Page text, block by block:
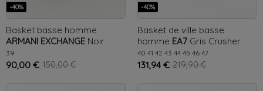
-40%
Basket basse homme
ARMANI EXCHANGE Noir
Classic sneaker
39
90,00 € 150,00 €
-40%
Basket de ville basse
homme EA7 Gris Crusher
Distance Sonic
40 41 42 43 44 45 46 47
131,94 € 219,90 €